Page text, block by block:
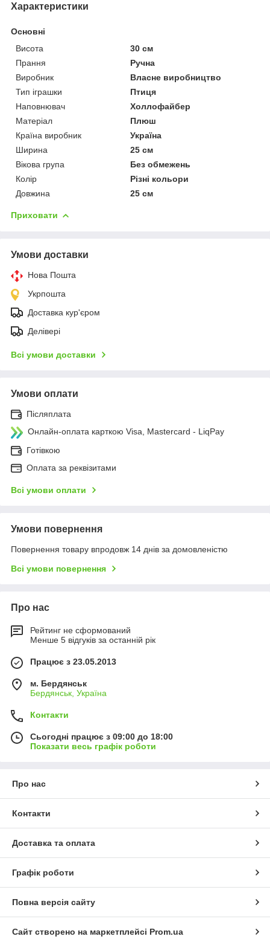
Характеристики
Основні
Висота
30 см
Прання
Ручна
Виробник
Власне виробництво
Тип іграшки
Птиця
Наповнювач
Холлофайбер
Матеріал
Плюш
Країна виробник
Україна
Ширина
25 см
Вікова група
Без обмежень
Колір
Різні кольори
Довжина
25 см
Приховати
Умови доставки
Нова Пошта
Укрпошта
Доставка кур'єром
Делівері
Всі умови доставки
Умови оплати
Післяплата
Онлайн-оплата карткою Visa, Mastercard - LiqPay
Готівкою
Оплата за реквізитами
Всі умови оплати
Умови повернення
Повернення товару впродовж 14 днів за домовленістю
Всі умови повернення
Про нас
Рейтинг не сформований
Менше 5 відгуків за останній рік
Працює з 23.05.2013
м. Бердянськ
Бердянськ, Україна
Контакти
Сьогодні працює з 09:00 до 18:00
Показати весь графік роботи
Про нас
Контакти
Доставка та оплата
Графік роботи
Повна версія сайту
Сайт створено на маркетплейсі Prom.ua